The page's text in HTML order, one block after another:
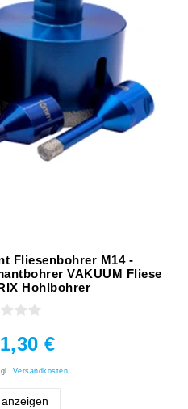
Fliesenbohrer M14 -
VAKUUM Fliese
Hohlbohrer
€
Versandkosten